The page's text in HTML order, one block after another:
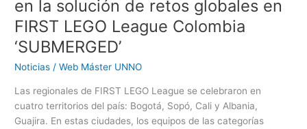
en la solución de retos globales en
FIRST LEGO League Colombia
‘SUBMERGED’
Noticias /Web Máster UNNO
Las regionales de FIRST LEGO League se celebraron en
cuatro territorios del país: Bogotá, Sopó, Cali y Albania,
Guajira. En estas ciudades, los equipos de las categorías
en
FIRST
LEGO
League
Colombia